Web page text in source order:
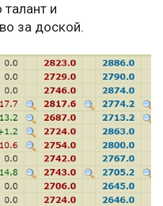
и
за доской.